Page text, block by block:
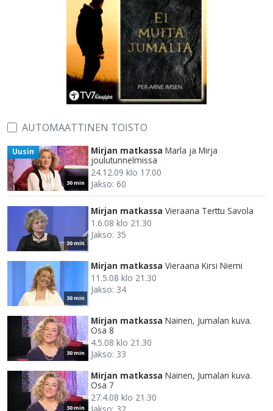
AUTOMAATTINEN TOISTO
30 min
Uusin Mirjan matkassa Marla ja Mirja
joulutunnelmissa
24.12.09 klo 17.00
Jakso: 60
30 min
Mirjan matkassa Vieraana Terttu Savola
1.6.08 klo 21.30
Jakso: 35
30 min
Mirjan matkassa Vieraana Kirsi Niemi
11.5.08 klo 21.30
Jakso: 34
30 min
Mirjan matkassa Nainen, Jumalan kuva.
Osa 8
4.5.08 klo 21.30
Jakso: 33
30 min
Mirjan matkassa Nainen, Jumalan kuva.
Osa 7
27.4.08 klo 21.30